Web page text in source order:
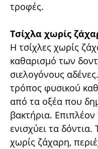
τροφές.
Τσίχλα χωρίς
Η τσίχλες χωρίς
καθαρισμό των
σιελογόνους
τρόπος φυσικού
από τα οξέα που
βακτήρια. Επιπλέον
ενισχύει τα δόντια.
χωρίς ζάχαρη,